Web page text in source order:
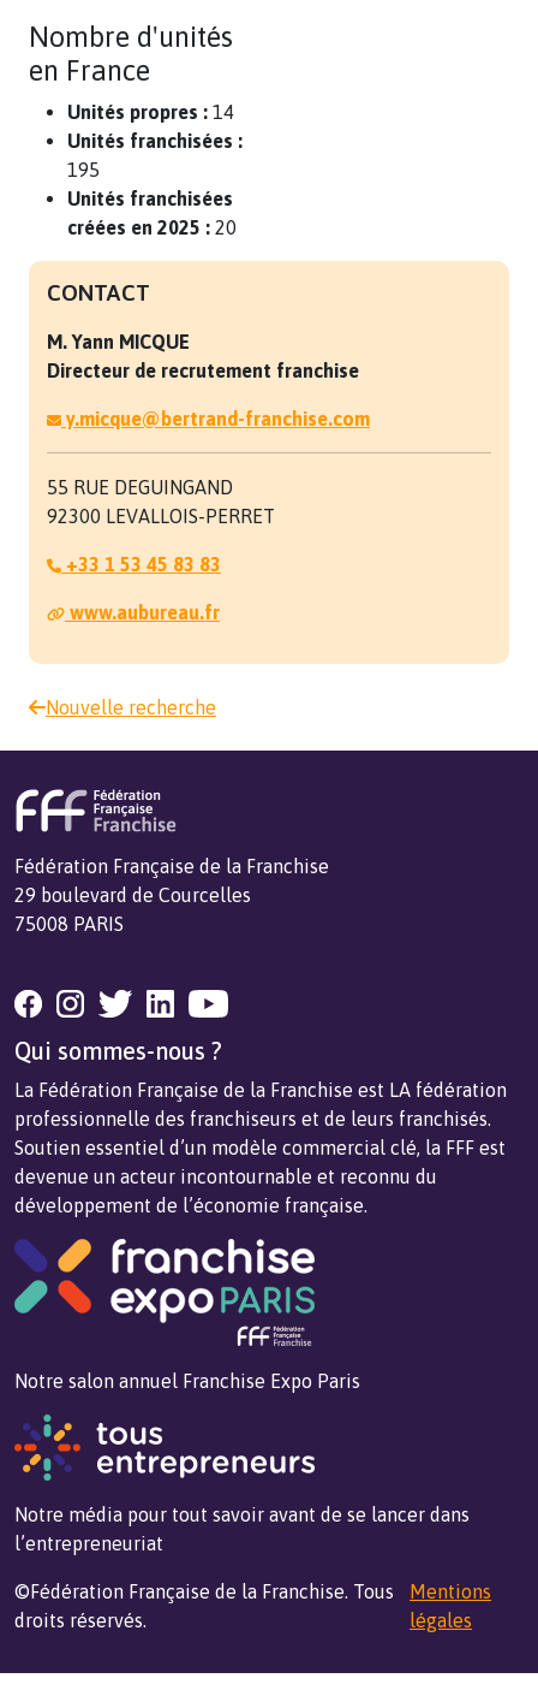
Nombre d'unités
en France
Unités propres : 14
Unités franchisées :
195
Unités franchisées
créées en 2025 : 20
CONTACT
M. Yann MICQUE
Directeur de recrutement franchise
y.micque@bertrand-franchise.com
55 RUE DEGUINGAND
92300 LEVALLOIS-PERRET
+33 1 53 45 83 83
www.aubureau.fr
Nouvelle recherche
Fédération Française de la Franchise
29 boulevard de Courcelles
75008 PARIS
Qui sommes-nous ?
La Fédération Française de la Franchise est LA fédération
professionnelle des franchiseurs et de leurs franchisés.
Soutien essentiel d’un modèle commercial clé, la FFF est
devenue un acteur incontournable et reconnu du
développement de l’économie française.
Notre salon annuel Franchise Expo Paris
Notre média pour tout savoir avant de se lancer dans
l’entrepreneuriat
©Fédération Française de la Franchise. Tous
droits réservés.
Mentions
légales